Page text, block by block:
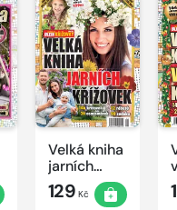
Velká kniha
jarních
křížovek
2026
129 Kč